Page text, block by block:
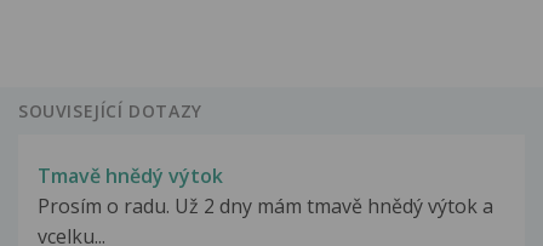
SOUVISEJÍCÍ DOTAZY
Tmavě hnědý výtok
Prosím o radu. Už 2 dny mám tmavě hnědý výtok a
vcelku...